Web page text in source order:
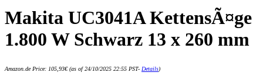
Makita UC3041A KettensÃ¤ge
1.800 W Schwarz 13 x 260 mm
Amazon.de Price: 105,93€(as of 24/10/2025 22:55 PST- Details)